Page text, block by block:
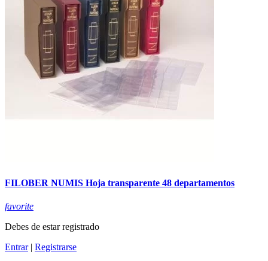
FILOBER NUMIS Hoja transparente 48 departamentos
favorite
Debes de estar registrado
Entrar| Registrarse